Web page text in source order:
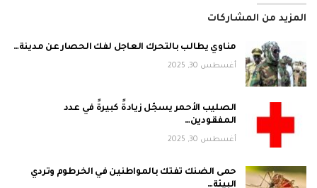
المزيد من المشاركات
مناوي يطالب بالتحرك العاجل لفك الحصار عن مدينة…
أغسطس 30, 2025
الصليب الأحمر يسجّل زيادةً كبيرةً في عدد
المفقودين…
أغسطس 30, 2025
حمى الضنك تفتك بالمواطنين في الخرطوم وتردي
البيئة…